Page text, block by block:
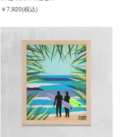
￥7,920(税込)